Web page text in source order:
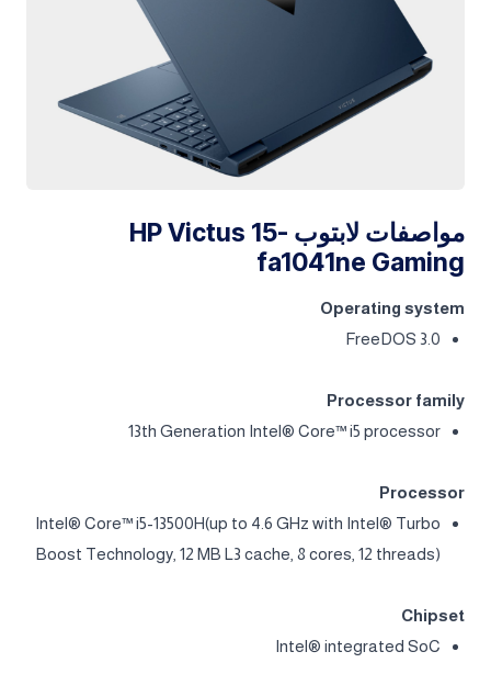
مواصفات لابتوب HP Victus 15-
fa1041ne Gaming
Operating system
FreeDOS 3.0
Processor family
13th Generation Intel® Core™ i5 processor
Processor
Intel® Core™ i5-13500H(up to 4.6 GHz with Intel® Turbo
Boost Technology, 12 MB L3 cache, 8 cores, 12 threads)
Chipset
Intel® integrated SoC